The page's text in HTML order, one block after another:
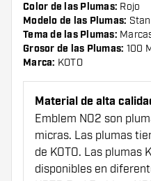
Color de las Plumas: Rojo
Modelo de las Plumas:
Tema de las Plumas:
Grosor de las Plumas: 100
Marca: KOTO
Material de alta
Emblem NO2 son
micras. Las plumas
de KOTO. Las plumas
disponibles en